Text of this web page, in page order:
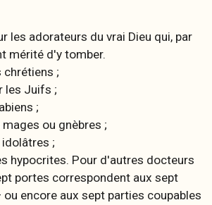
les adorateurs du vrai Dieu qui, par
mérité d'y tomber.
chrétiens ;
les Juifs ;
;
mages ou gnèbres ;
idolâtres ;
hypocrites. Pour d'autres docteurs
portes correspondent aux sept
encore aux sept parties coupables